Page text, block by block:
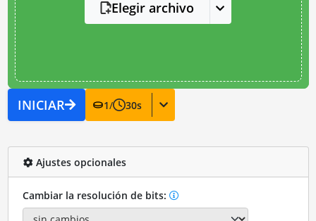
Elegir archivo
INICIAR 1/ 30s
Ajustes opcionales
Cambiar la resolución de bits: